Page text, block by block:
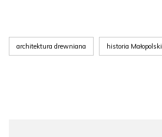
architektura drewniana historia Małopolski